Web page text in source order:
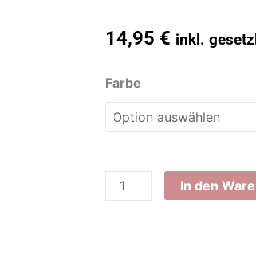
14,95 € inkl.
Farbe
Liebesschloss
ohne
Gravur
In den